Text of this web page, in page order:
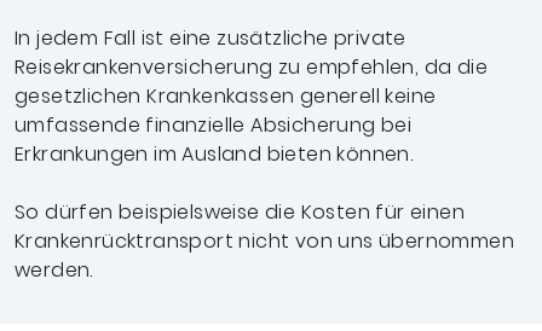
In jedem Fall ist eine zusätzliche private
Reisekrankenversicherung zu empfehlen, da die
gesetzlichen Krankenkassen generell keine
umfassende finanzielle Absicherung bei
Erkrankungen im Ausland bieten können.
So dürfen beispielsweise die Kosten für einen
Krankenrücktransport nicht von uns übernommen
werden.